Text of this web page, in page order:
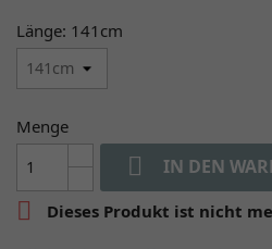
Länge: 141cm
Menge
 IN DEN

Dieses Produkt ist nicht